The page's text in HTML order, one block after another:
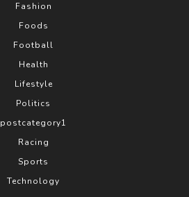
Fashion
Foods
Football
Health
Lifestyle
Politics
postcategory1
Racing
Sports
Technology